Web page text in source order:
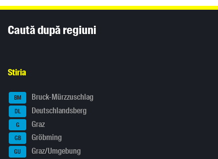
Caută după regiuni
Stiria
BM Bruck-Mürzzuschlag
DL Deutschlandsberg
G Graz
GB Gröbming
GU Graz/Umgebung